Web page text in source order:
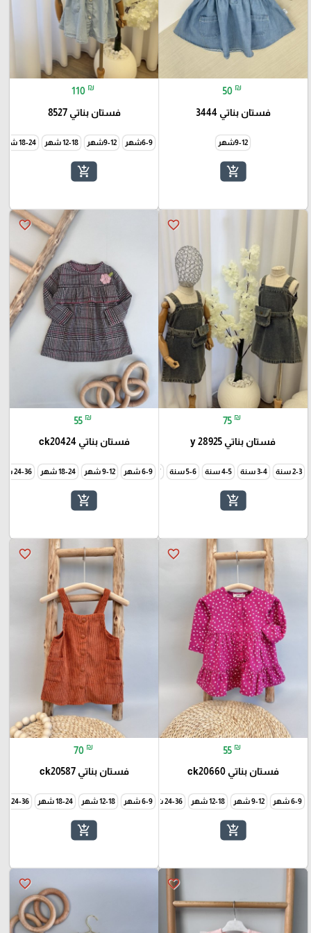
50 ₪
فستان بناتي 3444
9-12شهر
add_shopping_cart
110 ₪
فستان بناتي 8527
6-9شهر 9-12شهر 12-18 شهر 18-24 شهر
add_shopping_cart
favorite_border
75 ₪
فستان بناتي y 28925
2-3 سنة 3-4 سنة ‏4-5 سنة 5-6 سنة 6-7 سنة
add_shopping_cart
favorite_border
55 ₪
فستان بناتي ck20424
6-9 شهر 9-12 شهر 18-24 شهر 24-36 شهر
add_shopping_cart
favorite_border
55 ₪
فستان بناتي ck20660
6-9 شهر 9-12 شهر 12-18 شهر 24-36 شهر
add_shopping_cart
favorite_border
70 ₪
فستان بناتي ck20587
6-9 شهر 12-18 شهر 18-24 شهر 24-36 شهر
add_shopping_cart
favorite_border
favorite_border